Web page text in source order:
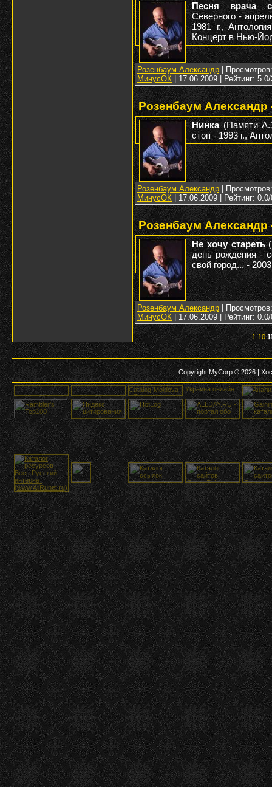
Песня врача
Северного -
1981 г.,
Концерт в Нью-
Розенбаум Александр |
МинусОК
17.06.2009 | Рейтинг:
Розенбаум Александр
Нинка(Памяти
стоп - 1993 г.,
Розенбаум Александр |
МинусОК
17.06.2009 | Рейтинг:
Розенбаум Александр
Не хочу стареть
день рождения -
свой город... - 2003
Розенбаум Александр |
МинусОК
17.06.2009 | Рейтинг:
1-10
Copyright MyCorp © 2026|